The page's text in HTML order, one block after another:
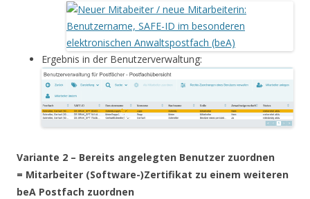
Ergebnis in der Benutzerverwaltung:
Variante 2 – Bereits angelegten Benutzer zuordnen
= Mitarbeiter (Software-)Zertifikat zu einem weiteren
beA Postfach zuordnen